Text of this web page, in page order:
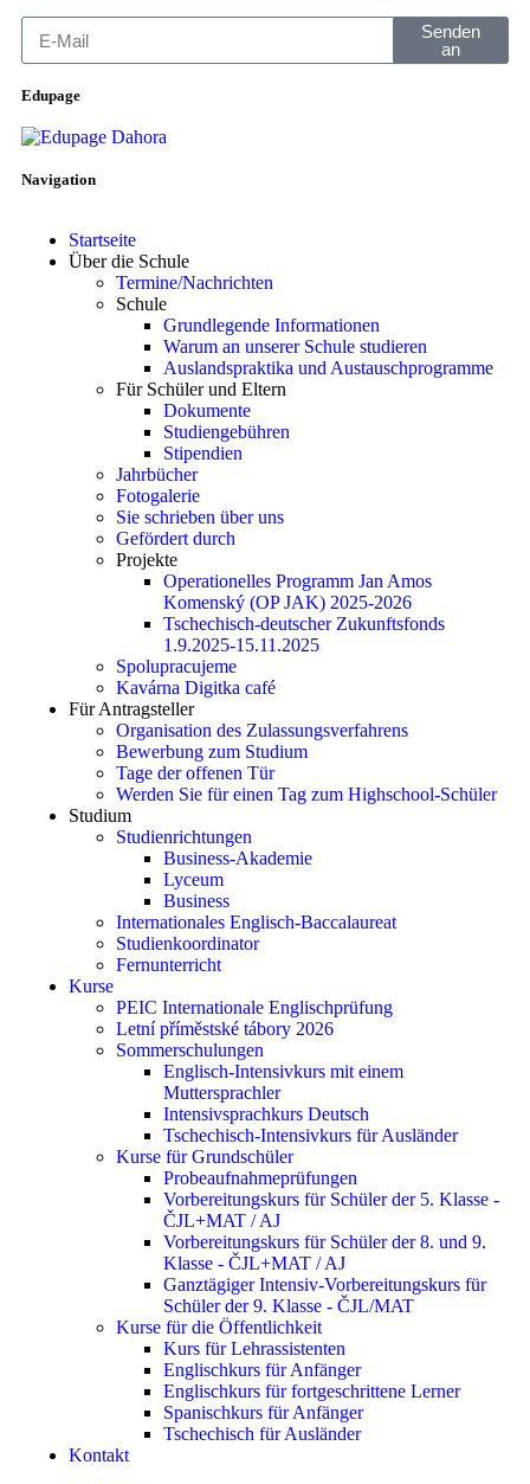
Senden
an
Edupage
Navigation
Startseite
Über die Schule
Termine/Nachrichten
Schule
Grundlegende Informationen
Warum an unserer Schule studieren
Auslandspraktika und Austauschprogramme
Für Schüler und Eltern
Dokumente
Studiengebühren
Stipendien
Jahrbücher
Fotogalerie
Sie schrieben über uns
Gefördert durch
Projekte
Operationelles Programm Jan Amos
Komenský (OP JAK) 2025-2026
Tschechisch-deutscher Zukunftsfonds
1.9.2025-15.11.2025
Spolupracujeme
Kavárna Digitka café
Für Antragsteller
Organisation des Zulassungsverfahrens
Bewerbung zum Studium
Tage der offenen Tür
Werden Sie für einen Tag zum Highschool-Schüler
Studium
Studienrichtungen
Business-Akademie
Lyceum
Business
Internationales Englisch-Baccalaureat
Studienkoordinator
Fernunterricht
Kurse
PEIC Internationale Englischprüfung
Letní příměstské tábory 2026
Sommerschulungen
Englisch-Intensivkurs mit einem
Muttersprachler
Intensivsprachkurs Deutsch
Tschechisch-Intensivkurs für Ausländer
Kurse für Grundschüler
Probeaufnahmeprüfungen
Vorbereitungskurs für Schüler der 5. Klasse -
ČJL+MAT / AJ
Vorbereitungskurs für Schüler der 8. und 9.
Klasse - ČJL+MAT / AJ
Ganztägiger Intensiv-Vorbereitungskurs für
Schüler der 9. Klasse - ČJL/MAT
Kurse für die Öffentlichkeit
Kurs für Lehrassistenten
Englischkurs für Anfänger
Englischkurs für fortgeschrittene Lerner
Spanischkurs für Anfänger
Tschechisch für Ausländer
Kontakt